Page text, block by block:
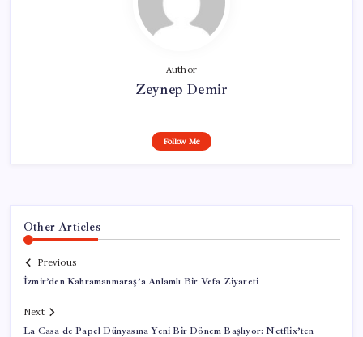
Author
Zeynep Demir
Follow Me
Other Articles
Previous
İzmir’den Kahramanmaraş’a Anlamlı Bir Vefa Ziyareti
Next
La Casa de Papel Dünyasına Yeni Bir Dönem Başlıyor: Netflix’ten